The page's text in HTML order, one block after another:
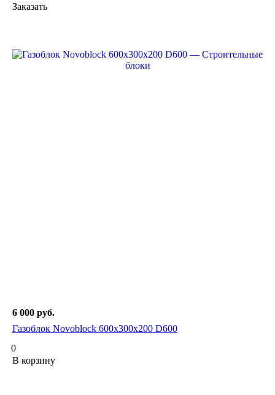
Заказать
6 000 руб.
Газоблок Novoblock 600х300х200 D600
0
В корзину